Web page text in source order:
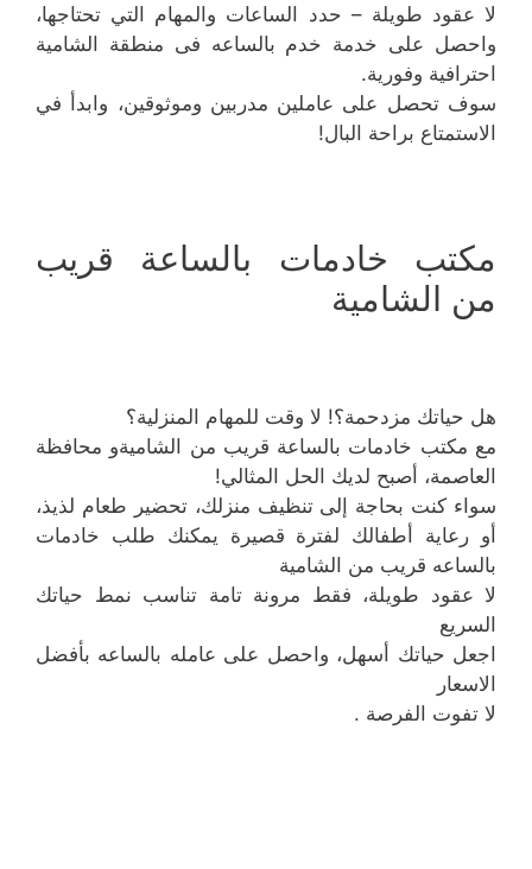
لا عقود طويلة – حدد الساعات والمهام التي تحتاجها،
واحصل على خدمة خدم بالساعه فى منطقة الشامية
احترافية وفورية.
سوف تحصل على عاملين مدربين وموثوقين، وابدأ في
الاستمتاع براحة البال!
مكتب خادمات بالساعة قريب
من الشامية
هل حياتك مزدحمة؟! لا وقت للمهام المنزلية؟
مع مكتب خادمات بالساعة قريب من الشاميةو محافظة
العاصمة، أصبح لديك الحل المثالي!
سواء كنت بحاجة إلى تنظيف منزلك، تحضير طعام لذيذ،
أو رعاية أطفالك لفترة قصيرة يمكنك طلب خادمات
بالساعه قريب من الشامية
لا عقود طويلة، فقط مرونة تامة تناسب نمط حياتك
السريع
اجعل حياتك أسهل، واحصل على عامله بالساعه بأفضل
الاسعار
لا تفوت الفرصة .